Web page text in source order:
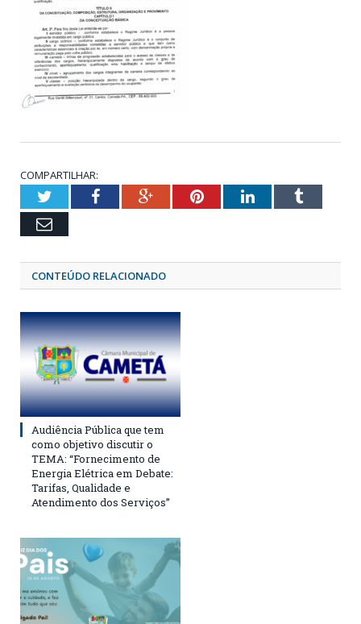
COMPARTILHAR:
TwitterFacebookGoogle+PinterestLinkedInTumblr
Email
CONTEÚDO RELACIONADO
Audiência Pública que tem
como objetivo discutir o
TEMA: “Fornecimento de
Energia Elétrica em Debate:
Tarifas, Qualidade e
Atendimento dos Serviços”